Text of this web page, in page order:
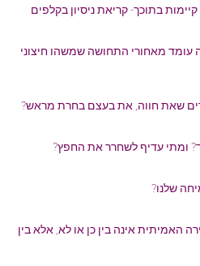
בתוכך- קריאת ניסיון בקלפים
מאחורי התחושה שמשהו חיצוני
שאת חווה, את בעצם בחרת מראש?
ומתי עדיף לשחרר את החפץ?
שלנו?
האמיתית אינה בין כן או לא, אלא בין